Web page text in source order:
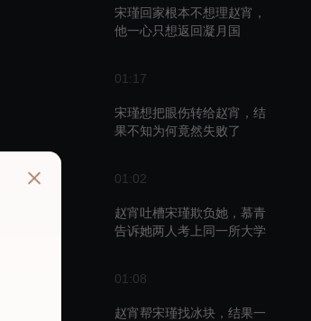
宋瑾回家根本不想理赵宵，
他一心只想返回凝月国
01:17
宋瑾想把眼伤转给赵宵，结
果不知为何竟然失败了
01:02
赵宵吐槽宋瑾欺负她，慕青
告诉她两人考上同一所大学
01:08
赵宵帮宋瑾找冰块，结果一